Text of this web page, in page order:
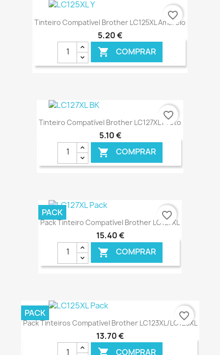
€ ONLINE
Tinteiro Compatível Brother LC125XL Amarelo
5,20 €
 COMPRAR
€ ONLINE
favorite_border
Tinteiro Compatível Brother LC127XL Preto
5,10 €
 COMPRAR
€ ONLINE
favorite_border
Pack Tinteiro Compatível Brother LC127XL
15,40 €
 COMPRAR
PACK favorite_border
Pack Tinteiros Compatível Brother LC123XL/LC125XL
13,70 €
COMPRAR
PACK favorite_border